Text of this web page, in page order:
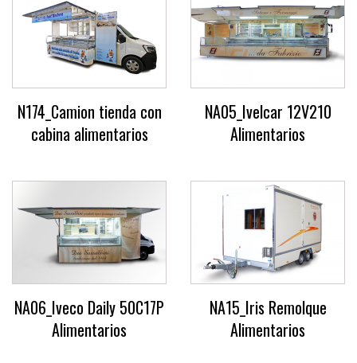
N174_Camion tienda con
cabina alimentarios
NA05_Ivelcar 12V210
Alimentarios
NA06_Iveco Daily 50C17P
Alimentarios
NA15_Iris Remolque
Alimentarios